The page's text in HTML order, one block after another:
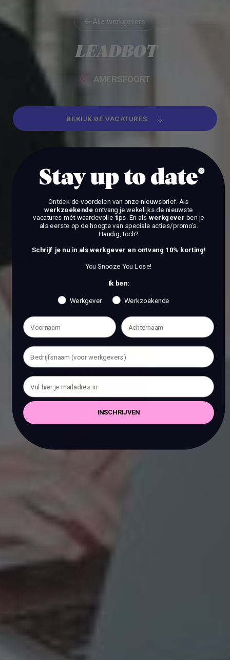
Alle werkgevers
LEADBOT
AMERSFOORT
BEKIJK DE VACATURES
Stay up to date
Ontdek de voordelen van onze nieuwsbrief. Als
werkzoekendeontvang je wekelijks de nieuwste
vacatures mét waardevolle tips. En als werkgever ben je
als eerste op de hoogte van speciale acties/promo's.
Handig, toch?
Schrijf je nu in als werkgever en ontvang 10% korting!
You Snooze You Lose!
Ik ben:
Werkgever Werkzoekende
INSCHRIJVEN